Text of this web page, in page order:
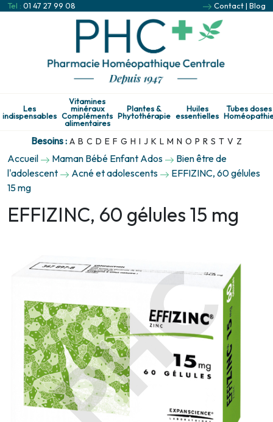
Tel : 01 47 27 99 08 Contact| Blog
Les
indispensables
Vitamines
minéraux
Compléments
alimentaires
Plantes &
Phytothérapie
Huiles
essentielles
Tubes doses
Besoins : A B C D E F G H I J K L M N O P R S T V Z
Accueil Maman Bébé Enfant Ados
Bien être de
l'adolescent
Acné et adolescents
EFFIZINC, 60 gélules
15 mg
EFFIZINC, 60 gélules 15 mg